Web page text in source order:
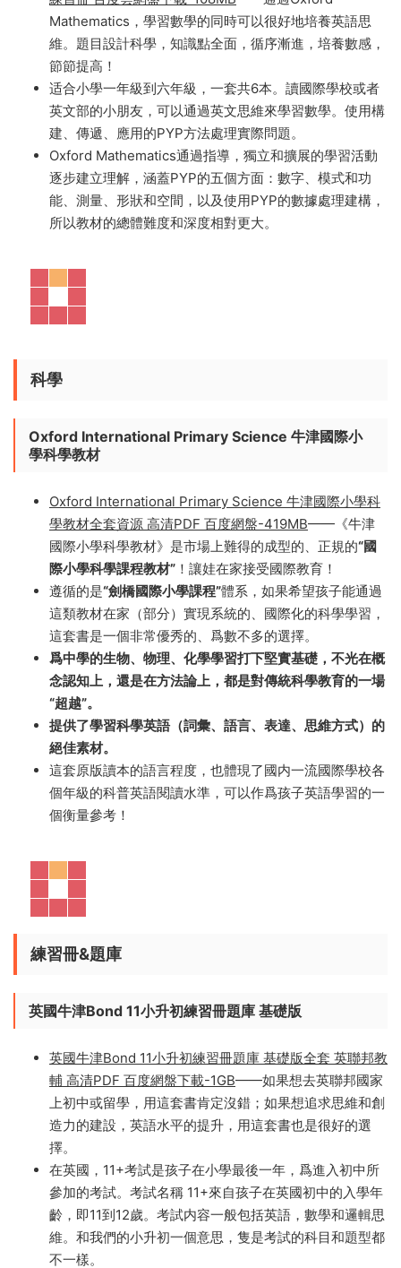
Oxford Mathematics 英國牛津IB小學數學課程
Oxford Mathematics 英國牛津IB小學數學課程 PYP數學
練習冊 百度雲網盤下載-108MB——通過Oxford
Mathematics，學習數學的同時可以很好地培養英語思
維。題目設計科學，知識點全面，循序漸進，培養數感，
節節提高！
适合小學一年級到六年級，一套共6本。讀國際學校或者
英文部的小朋友，可以通過英文思維來學習數學。使用構
Oxford Mathematics通過指導，獨立和擴展的學習活動
逐步建立理解，涵蓋PYP的五個方面：數字、模式和功
科學
Oxford International Primary Science 牛津國際小
學科學教材
Oxford International Primary Science 牛津國際小學科
學教材全套資源 高清PDF 百度網盤-419MB——《牛津
國際小學科學教材》是市場上難得的成型的、正規的“國
際小學科學課程教材”！讓娃在家接受國際教育！
遵循的是
這類教材在家（部分）實現系統的、國際化的科學學習，
這套書是一個非常優秀的、爲數不多的選擇。
爲中學的生物、物理、化學學習打下堅實基礎，不光在概
念認知上，還是在方法論上，都是對傳統科學教育的一場
“超越”。
絕佳素材。
這套原版讀本的語言程度，也體現了國内一流國際學校各
練習冊&題庫
英國牛津Bond 11小升初練習冊題庫 基礎版
英國牛津Bond 11小升初練習冊題庫 基礎版全套 英聯邦教
輔 高清PDF 百度網盤下載-1GB——如果想去英聯邦國家
上初中或留學，用這套書肯定沒錯；如果想追求思維和創
造力的建設，英語水平的提升，用這套書也是很好的選
擇。